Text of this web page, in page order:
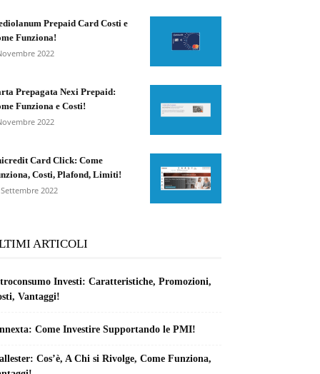
Prepaid Card Costi e
Funziona!
2022
Prepagata Nexi Prepaid:
Funziona e Costi!
2022
Card Click: Come
Costi, Plafond, Limiti!
2022
ARTICOLI
Investi: Caratteristiche, Promozioni,
Vantaggi!
Come Investire Supportando le PMI!
Cos’è, A Chi si Rivolge, Come Funziona,